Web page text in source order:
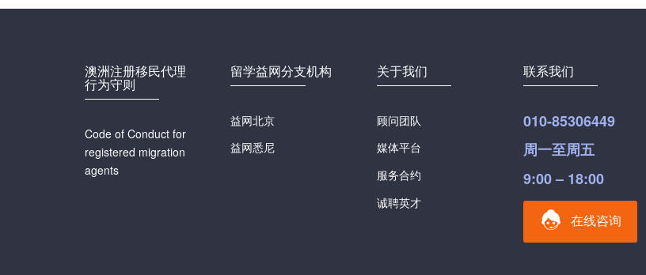
澳洲注册移民代理
行为守则
Code of Conduct for
registered migration
agents
留学益网分支机构
益网北京
益网悉尼
关于我们
顾问团队
媒体平台
服务合约
诚聘英才
联系我们
010-85306449
周一至周五
9:00 – 18:00
在线咨询